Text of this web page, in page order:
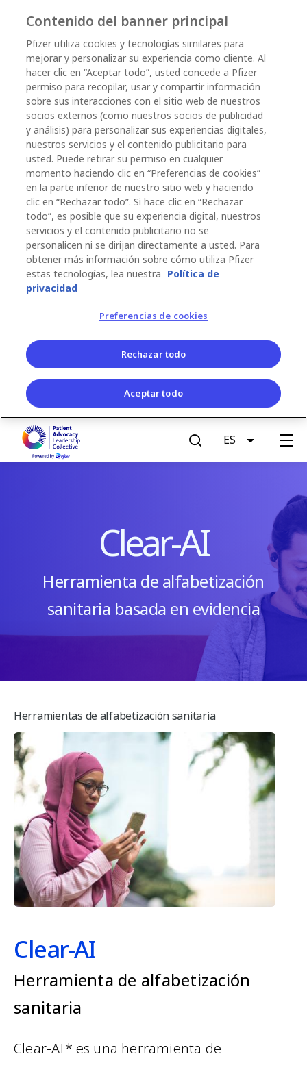
i
t
G
c
c
e
s
s
ES List
Clear-AI
Herramienta de alfabetización
sanitaria basada en evidencia
Herramientas de alfabetización sanitaria
Clear-AI
Herramienta de alfabetización
sanitaria
Clear-AI* es una herramienta de
Contenido del banner principal
Pfizer utiliza cookies y tecnologías similares para
mejorar y personalizar su experiencia como cliente. Al
hacer clic en “Aceptar todo”, usted concede a Pfizer
permiso para recopilar, usar y compartir información
sobre sus interacciones con el sitio web de nuestros
socios externos (como nuestros socios de publicidad
y análisis) para personalizar sus experiencias digitales,
nuestros servicios y el contenido publicitario para
usted. Puede retirar su permiso en cualquier
momento haciendo clic en “Preferencias de cookies”
en la parte inferior de nuestro sitio web y haciendo
clic en “Rechazar todo”. Si hace clic en “Rechazar
todo”, es posible que su experiencia digital, nuestros
servicios y el contenido publicitario no se
personalicen ni se dirijan directamente a usted. Para
obtener más información sobre cómo utiliza Pfizer
estas tecnologías, lea nuestra Política de
privacidad
Preferencias de cookies
Rechazar todo
Aceptar todo